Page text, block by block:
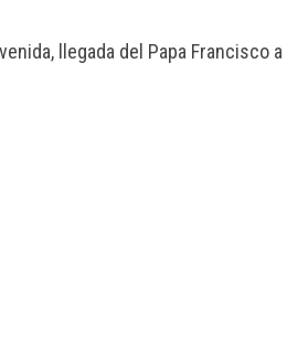
llegada del Papa Francisco a